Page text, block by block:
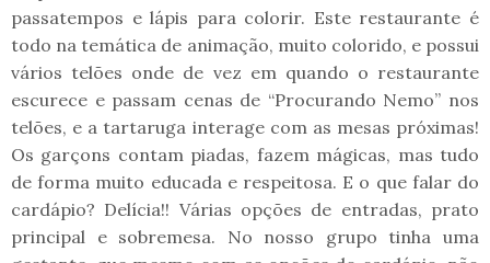
passatempos e lápis para colorir. Este restaurante é
todo na temática de animação, muito colorido, e possui
vários telões onde de vez em quando o restaurante
escurece e passam cenas de “Procurando Nemo” nos
telões, e a tartaruga interage com as mesas próximas!
Os garçons contam piadas, fazem mágicas, mas tudo
de forma muito educada e respeitosa. E o que falar do
cardápio? Delícia!! Várias opções de entradas, prato
principal e sobremesa. No nosso grupo tinha uma